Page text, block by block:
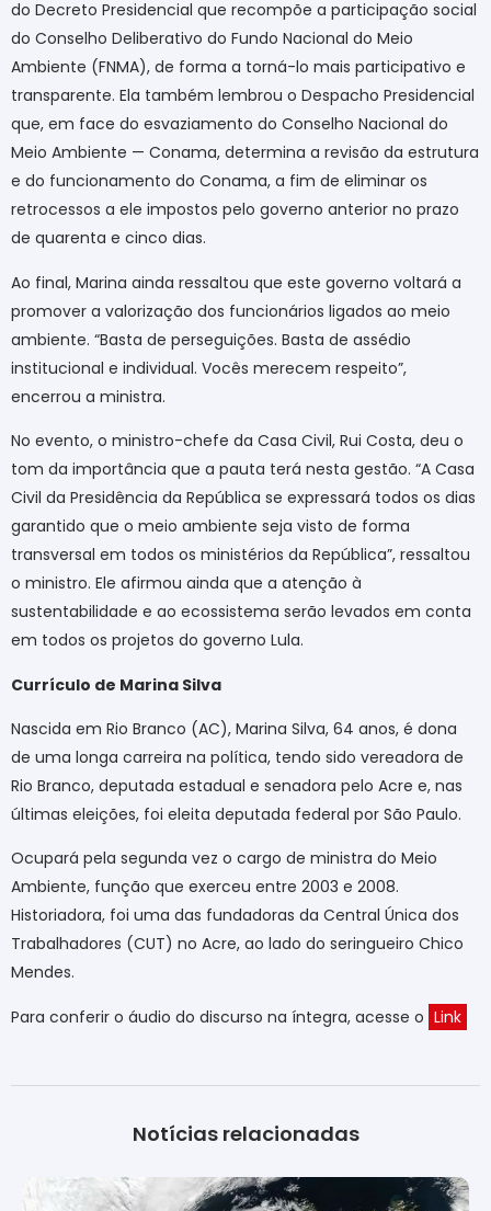
do Decreto Presidencial que recompõe a participação social
do Conselho Deliberativo do Fundo Nacional do Meio
Ambiente (FNMA), de forma a torná-lo mais participativo e
transparente. Ela também lembrou o Despacho Presidencial
que, em face do esvaziamento do Conselho Nacional do
Meio Ambiente — Conama, determina a revisão da estrutura
e do funcionamento do Conama, a fim de eliminar os
retrocessos a ele impostos pelo governo anterior no prazo
de quarenta e cinco dias.
Ao final, Marina ainda ressaltou que este governo voltará a
promover a valorização dos funcionários ligados ao meio
ambiente. “Basta de perseguições. Basta de assédio
institucional e individual. Vocês merecem respeito”,
encerrou a ministra.
No evento, o ministro-chefe da Casa Civil, Rui Costa, deu o
tom da importância que a pauta terá nesta gestão. “A Casa
Civil da Presidência da República se expressará todos os dias
garantido que o meio ambiente seja visto de forma
transversal em todos os ministérios da República”, ressaltou
o ministro. Ele afirmou ainda que a atenção à
sustentabilidade e ao ecossistema serão levados em conta
em todos os projetos do governo Lula.
Currículo de Marina Silva
Nascida em Rio Branco (AC), Marina Silva, 64 anos, é dona
de uma longa carreira na política, tendo sido vereadora de
Rio Branco, deputada estadual e senadora pelo Acre e, nas
últimas eleições, foi eleita deputada federal por São Paulo.
Ocupará pela segunda vez o cargo de ministra do Meio
Ambiente, função que exerceu entre 2003 e 2008.
Historiadora, foi uma das fundadoras da Central Única dos
Trabalhadores (CUT) no Acre, ao lado do seringueiro Chico
Mendes.
Para conferir o áudio do discurso na íntegra, acesse o Link
Notícias relacionadas